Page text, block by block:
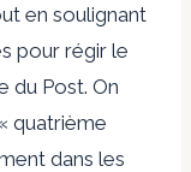
en soulignant
pour régir le
du Post. On
quatrième
dans les